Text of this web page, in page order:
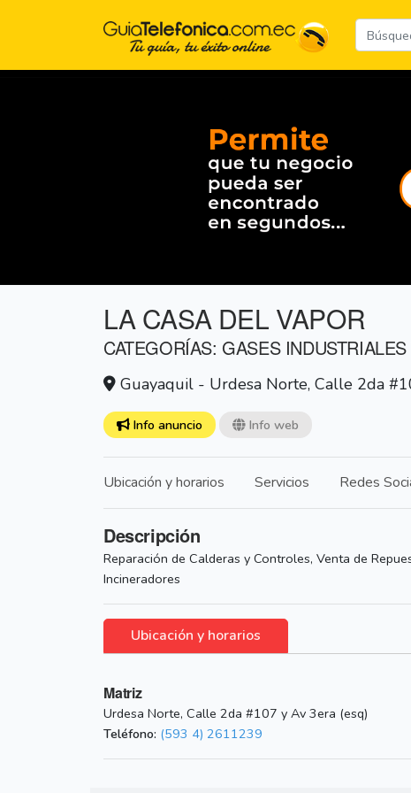
LA CASA DEL VAPOR
CATEGORÍAS: GASES
Guayaquil - Urdesa Norte, Calle 2da
Info anuncio Info web
Ubicación y horarios Servicios Redes
Descripción
Reparación de Calderas y Controles, Venta de
Incineradores
Ubicación y horarios
Matriz
Urdesa Norte, Calle 2da #107 y Av 3era (esq)
Teléfono: (593 4) 2611239